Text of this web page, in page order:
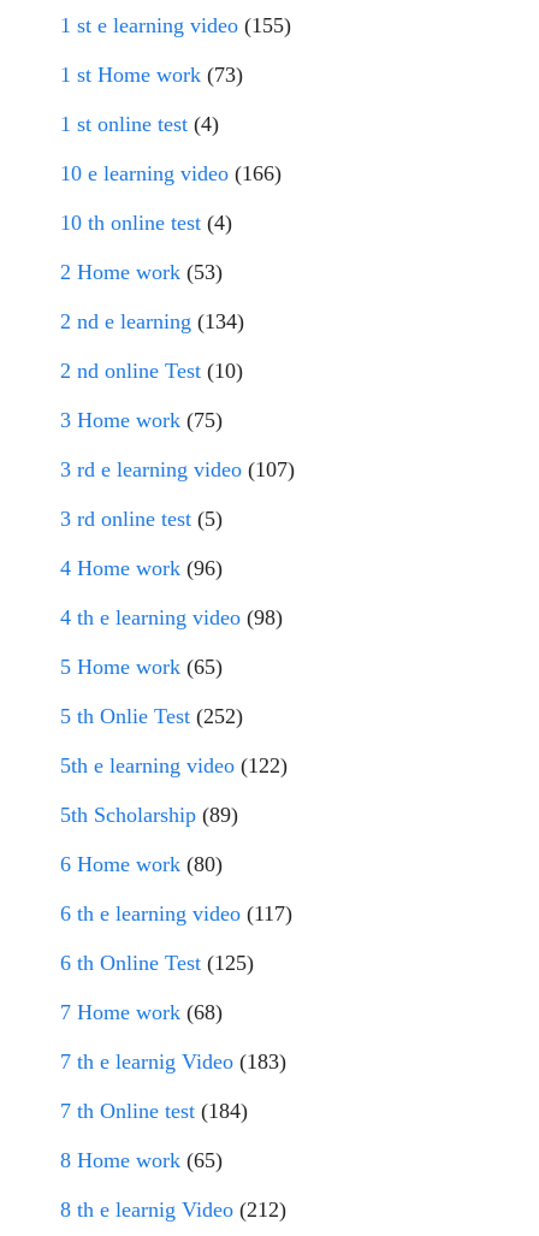
1 st e learning video (155)
1 st Home work (73)
1 st online test (4)
10 e learning video (166)
10 th online test (4)
2 Home work (53)
2 nd e learning (134)
2 nd online Test (10)
3 Home work (75)
3 rd e learning video (107)
3 rd online test (5)
4 Home work (96)
4 th e learning video (98)
5 Home work (65)
5 th Onlie Test (252)
5th e learning video (122)
5th Scholarship (89)
6 Home work (80)
6 th e learning video (117)
6 th Online Test (125)
7 Home work (68)
7 th e learnig Video (183)
7 th Online test (184)
8 Home work (65)
8 th e learnig Video (212)